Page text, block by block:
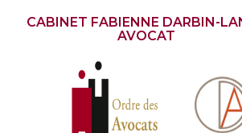
CABINET FABIENNE DARBIN-
AVOCAT